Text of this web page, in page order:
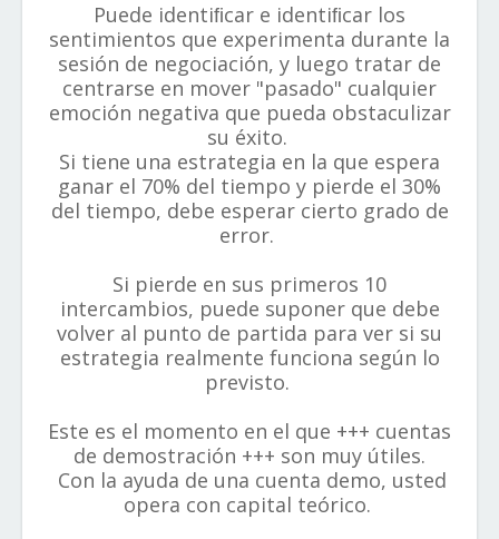
Puede identiﬁcar e identiﬁcar los
sentimientos que experimenta durante la
sesión de negociación, y luego tratar de
centrarse en mover "pasado" cualquier
emoción negativa que pueda obstaculizar
su éxito.
Si tiene una estrategia en la que espera
ganar el 70% del tiempo y pierde el 30%
del tiempo, debe esperar cierto grado de
error.
Si pierde en sus primeros 10
intercambios, puede suponer que debe
volver al punto de partida para ver si su
estrategia realmente funciona según lo
previsto.
Este es el momento en el que +++ cuentas
de demostración +++ son muy útiles.
Con la ayuda de una cuenta demo, usted
opera con capital teórico.